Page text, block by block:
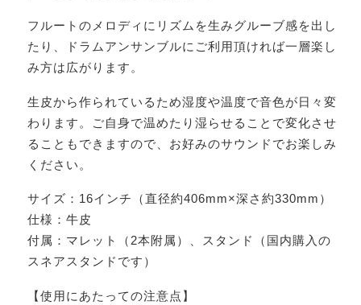
フルートのメロディにリズムを生みグルーブ感を出し
たり、ドラムアンサンブルにご利用頂ければ一層楽し
み方は広がります。
生皮から作られているため湿度や温度で音色が日々変
わります。ご自身で温めたり湿らせることで変化させ
ることもできますので、お好みのサウンドでお楽しみ
ください。
サイズ：16インチ（直径約406mm×深さ約330mm）
仕様：牛皮
付属：マレット（2本附属）、スタンド（国内購入の
スネアスタンドです）
【使用にあたっての注意点】